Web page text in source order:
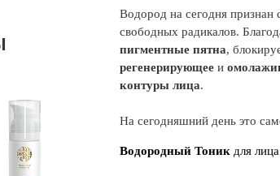
Водород на сегодня
свободных радикалов.
пигментные пятна,
регенерирующее и
контуры лица.
На сегодняшний день это
Водородный Тоник для